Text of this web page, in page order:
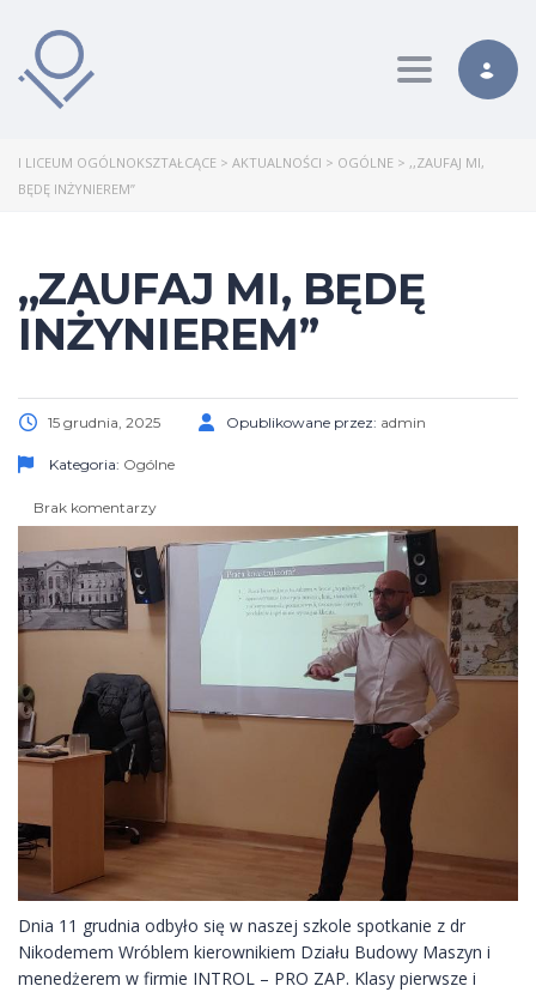
Toggle
I LICEUM OGÓLNOKSZTAŁCĄCE > AKTUALNOŚCI > OGÓLNE > ,,ZAUFAJ MI,
BĘDĘ INŻYNIEREM”
,,ZAUFAJ MI, BĘDĘ
INŻYNIEREM”
15 grudnia, 2025 Opublikowane przez: admin
Kategoria: Ogólne
Brak komentarzy
Dnia 11 grudnia odbyło się w naszej szkole spotkanie z dr
Nikodemem Wróblem kierownikiem Działu Budowy Maszyn i
menedżerem w firmie INTROL – PRO ZAP. Klasy pierwsze i